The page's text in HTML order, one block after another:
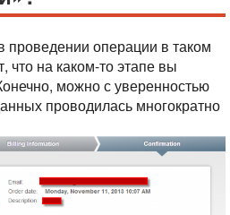
проведении операции в таком
что на каком-то этапе вы
можно с уверенностью
проводилась многократно